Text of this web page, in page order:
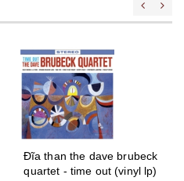
Đĩa than the dave brubeck
quartet - time out (vinyl lp)